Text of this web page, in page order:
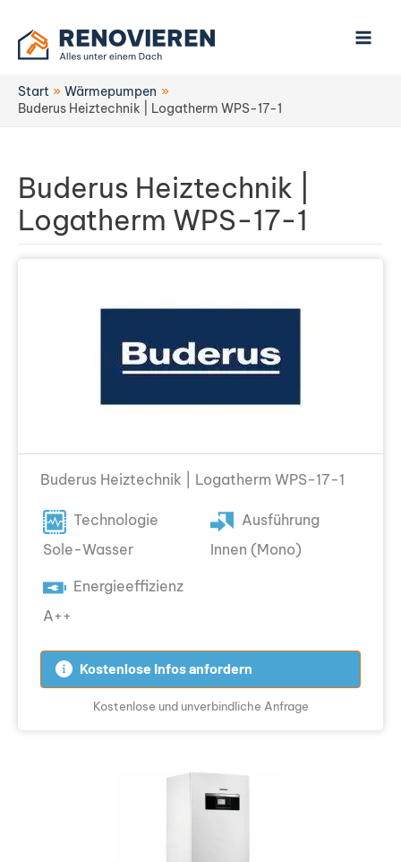
Inhalt
springen
Start
Wärmepumpen
Buderus Heiztechnik | Logatherm WPS-17-1
Buderus Heiztechnik |
Logatherm WPS-17-1
Buderus Heiztechnik | Logatherm WPS-17-1
Technologie
Sole-Wasser
Ausführung
Innen (Mono)
Energieeffizienz
A++
Kostenlose Infos anfordern
Kostenlose und unverbindliche Anfrage